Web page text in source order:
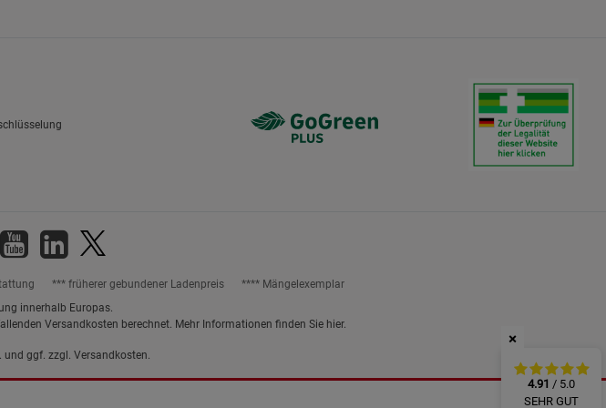
×
4.91 / 5.0
SEHR GUT
*** früherer gebundener Ladenpreis
**** Mängelexemplar
innerhalb Europas.
Versandkosten berechnet. Mehr Informationen finden Sie hier.
und ggf. zzgl. Versandkosten.